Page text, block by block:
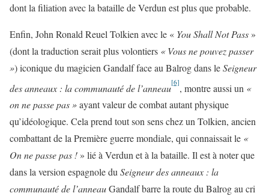
dont la filiation avec la bataille de Verdun est plus que probable.
Enfin, John Ronald Reuel Tolkien avec le « You Shall Not Pass »
(dont la traduction serait plus volontiers « Vous ne pouvez passer
») iconique du magicien Gandalf face au Balrog dans leSeigneur
des anneaux : la communauté de l’anneau[6], montre aussi un «
on ne passe pas »ayant valeur de combat autant physique
qu’idéologique. Cela prend tout son sens chez un Tolkien, ancien
combattant de la Première guerre mondiale, qui connaissait le «
On ne passe pas ! » lié à Verdun et à la bataille. Il est à noter que
dans la version espagnole duSeigneur des anneaux : la
communauté de l’anneauGandalf barre la route du Balrog au cri